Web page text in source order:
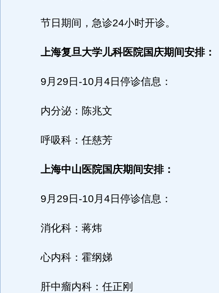
节日期间，急诊24小时开诊。
上海复旦大学儿科医院国庆期间安排：
9月29日-10月4日停诊信息：
内分泌：陈兆文
呼吸科：任慈芳
上海中山医院国庆期间安排：
9月29日-10月4日停诊信息：
消化科：蒋炜
心内科：霍纲娣
肝中瘤内科：任正刚